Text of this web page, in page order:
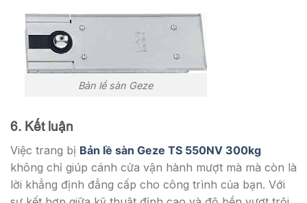
Bản lề sàn Geze
6. Kết luận
Việc trang bị Bản lề sàn Geze TS 550NV 300kg
không chỉ giúp cánh cửa vận hành mượt mà mà còn là
lời khẳng định đẳng cấp cho công trình của bạn. Với